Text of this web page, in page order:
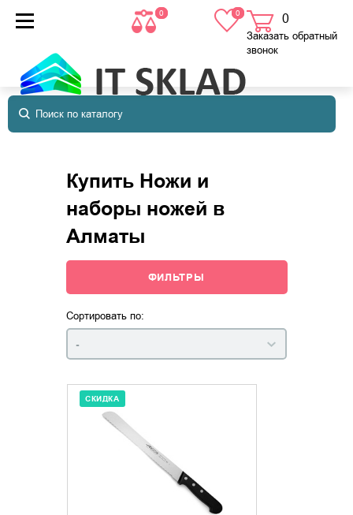
0 0 0
в корзине
Заказать обратный
звонок
Купить Ножи и
наборы ножей в
Алматы
ФИЛЬТРЫ
Сортировать по:
-
СКИДКА
ДОБАВИТЬ В КОРЗИНУ
КУПИТЬ В 1 КЛИК